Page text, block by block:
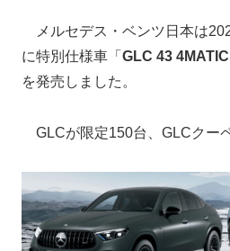
メルセデス・ベンツ日本は
に特別仕様車「 GLC 43
を発売しました。
GLCが限定150台、GLCクー